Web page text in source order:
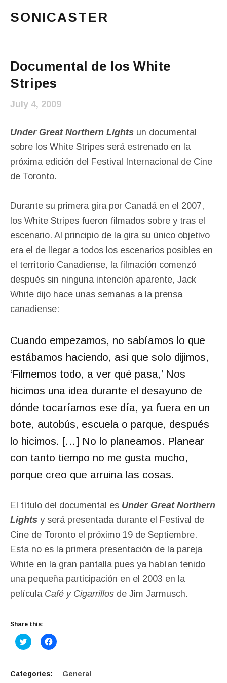
SONICASTER
Documental de los White
Stripes
July 4, 2009
Under Great Northern Lights un documental
sobre los White Stripes será estrenado en la
próxima edición del Festival Internacional de Cine
de Toronto.
Durante su primera gira por Canadá en el 2007,
los White Stripes fueron filmados sobre y tras el
escenario. Al principio de la gira su único objetivo
era el de llegar a todos los escenarios posibles en
el territorio Canadiense, la filmación comenzó
después sin ninguna intención aparente, Jack
White dijo hace unas semanas a la prensa
canadiense:
Cuando empezamos, no sabíamos lo que
estábamos haciendo, asi que solo dijimos,
‘Filmemos todo, a ver qué pasa,’ Nos
hicimos una idea durante el desayuno de
dónde tocaríamos ese día, ya fuera en un
bote, autobús, escuela o parque, después
lo hicimos. […] No lo planeamos. Planear
con tanto tiempo no me gusta mucho,
porque creo que arruina las cosas.
El título del documental es Under Great Northern
Lights y será presentada durante el Festival de
Cine de Toronto el próximo 19 de Septiembre.
Esta no es la primera presentación de la pareja
White en la gran pantalla pues ya habían tenido
una pequeña participación en el 2003 en la
película Café y Cigarrillos de Jim Jarmusch.
Share this:
C
l
t
o
C
l
Categories: General